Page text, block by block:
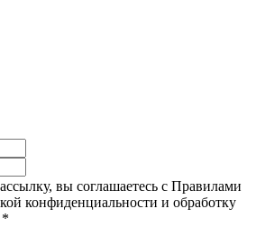
вы соглашаетесь с Правилами
конфиденциальности и обработку
*